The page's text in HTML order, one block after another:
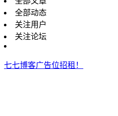
全部动态
关注用户
关注论坛
七七博客广告位招租！